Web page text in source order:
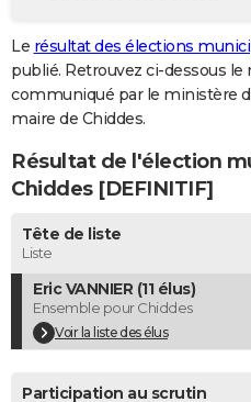
GUIDES D'ACHAT
BONS PLANS
CARTE DE VOEUX
Carte de Noël
Carte Bonne année
Carte Saint-Valentin
Carte Pâques
Carte d'anniversaire
DICTIONNAIRE
Dictionnaire
Biographies
Citations
Expressions
Proverbes
PROGRAMME TV
COPAINS D'AVANT
S'inscrire
Se connecter
Lycées
Collèges
Primaires
Universités
Entreprises
Service militaire
Avis de recherche
AVIS DE DÉCÈS
FORUM
Le résultat des élections
publié. Retrouvez ci-dessous
communiqué par le ministère
maire de Chiddes.
Résultat de l'élection
Chiddes [DEFINITIF]
Tête de liste
Liste
Eric VANNIER (11 élus)
Ensemble pour Chiddes
Voir la liste des élus
Participation au scrutin